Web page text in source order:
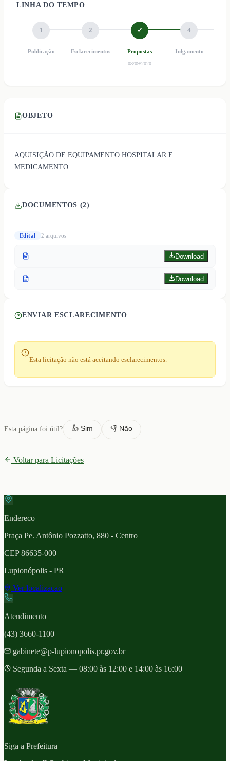
LINHA DO TEMPO
1
Publicação
2
Esclarecimentos
✓
Propostas
08/09/2020
4
Julgamento
OBJETO
AQUISIÇÃO DE EQUIPAMENTO HOSPITALAR E
MEDICAMENTO.
DOCUMENTOS (2)
Edital 2 arquivos
Download
Download
ENVIAR ESCLARECIMENTO
Esta licitação não está aceitando esclarecimentos.
Esta página foi útil? 👍 Sim 👎 Não
Voltar para Licitações
Endereco
Praça Pe. Antônio Pozzatto, 880 - Centro
CEP86635-000
Lupionópolis - PR
Ver localizacao
Atendimento
(43) 3660-1100
gabinete@p-lupionopolis.pr.gov.br
Segunda a Sexta — 08:00 às 12:00 e 14:00 às 16:00
Siga a Prefeitura